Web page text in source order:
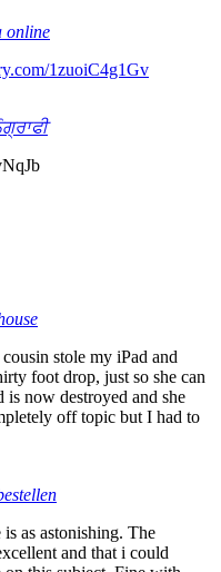
online
1zuoiC4g1Gv
stole my iPad and
foot drop, just so she can
is now destroyed and she
off topic but I had to
as astonishing. The
and that i could